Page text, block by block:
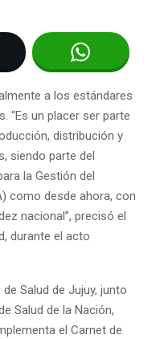
a los estándares
“Es un placer ser parte
distribución y
siendo parte del
la Gestión del
como desde ahora, con
nacional”, precisó el
durante el acto
Salud de Jujuy, junto
Salud de la Nación,
el Carnet de